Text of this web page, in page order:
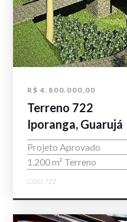
R$ 4.800.000,00
Terreno 722
Iporanga, Guarujá
Projeto Aprovado
1.200 m² Terreno
COD.722